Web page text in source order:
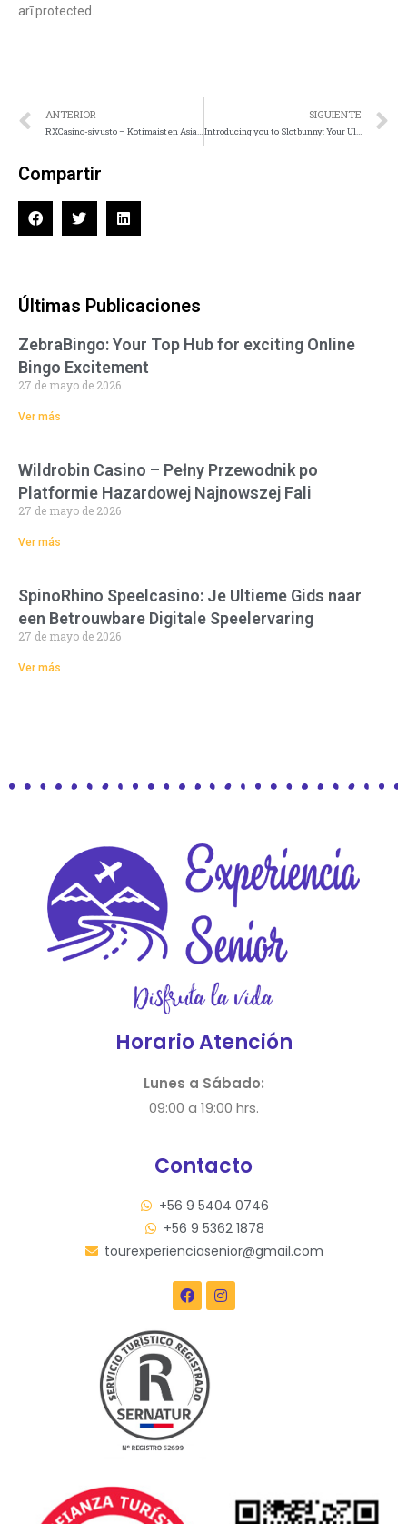
arī protected.
ANTERIOR
RXCasino-sivusto – Kotimaisten Asiakkaiden Varma Vaihtoehto Kaudella 2024
SIGUIENTE
Introducing you to Slotbunny: Your Ultimate Top-tier Gaming Entertainment Destination
Compartir
Últimas Publicaciones
ZebraBingo: Your Top Hub for exciting Online
Bingo Excitement
27 de mayo de 2026
Ver más
Wildrobin Casino – Pełny Przewodnik po
Platformie Hazardowej Najnowszej Fali
27 de mayo de 2026
Ver más
SpinoRhino Speelcasino: Je Ultieme Gids naar
een Betrouwbare Digitale Speelervaring
27 de mayo de 2026
Ver más
Horario Atención
Lunes a Sábado:
09:00 a 19:00 hrs.
Contacto
+56 9 5404 0746
+56 9 5362 1878
tourexperienciasenior@gmail.com